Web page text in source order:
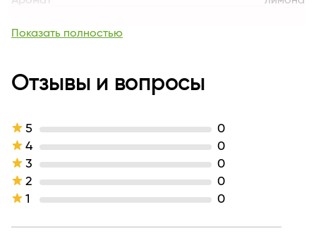
Страна бренда
Показать полностью
Отзывы и вопросы
5
0
4
0
3
0
2
0
1
0